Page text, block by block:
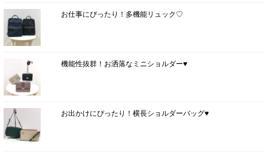
お仕事にぴったり！多機能リュック♡
機能性抜群！お洒落なミニショルダー♥
お出かけにぴったり！横長ショルダーバッグ♥